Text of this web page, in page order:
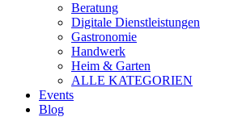
Beratung
Digitale Dienstleistungen
Gastronomie
Handwerk
Heim & Garten
ALLE KATEGORIEN
Events
Blog